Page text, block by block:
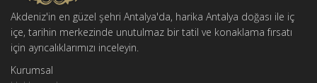
Akdeniz'in en güzel şehri Antalya'da, harika Antalya doğası ile iç
içe, tarihin merkezinde unutulmaz bir tatil ve konaklama fırsatı
için ayrıcalıklarımızı inceleyin.
Kurumsal